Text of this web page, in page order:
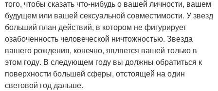
того, чтобы сказать что-нибудь о вашей личности, вашем
будущем или вашей сексуальной совместимости. У звезд
больший план действий, в котором не фигурирует
озабоченность человеческой ничтожностью. Звезда
вашего рождения, конечно, является вашей только в
этом году. В следующем году вы должны обратиться к
поверхности большей сферы, отстоящей на один
световой год дальше.